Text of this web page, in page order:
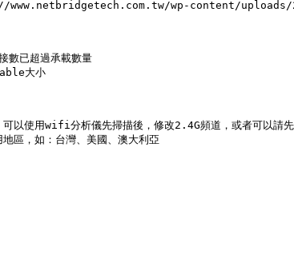
wp-content/
數已超過承載數量
大小
以使用wifi分析儀先掃描後，修改2.4G頻道，或者可以請先